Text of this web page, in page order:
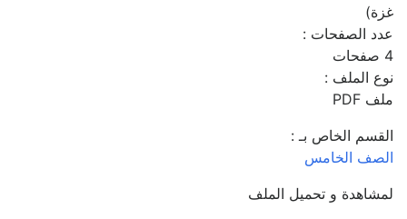
غزة)
عدد الصفحات :
4 صفحات
نوع الملف :
ملف PDF
القسم الخاص بـ :
الصف الخامس
لمشاهدة و تحميل الملف